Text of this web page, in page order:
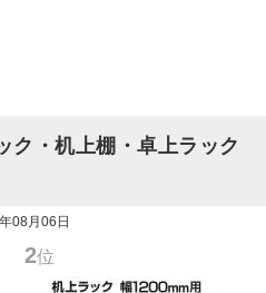
ク・机上棚・卓上ラック
08月06日
2位